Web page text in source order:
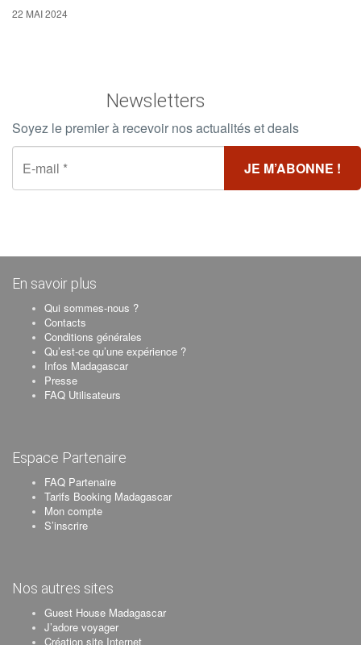
22 MAI 2024
Newsletters
Soyez le premier à recevoir nos actualités et deals
En savoir plus
Qui sommes-nous ?
Contacts
Conditions générales
Qu’est-ce qu’une expérience ?
Infos Madagascar
Presse
FAQ Utilisateurs
Espace Partenaire
FAQ Partenaire
Tarifs Booking Madagascar
Mon compte
S’inscrire
Nos autres sites
Guest House Madagascar
J’adore voyager
Création site Internet